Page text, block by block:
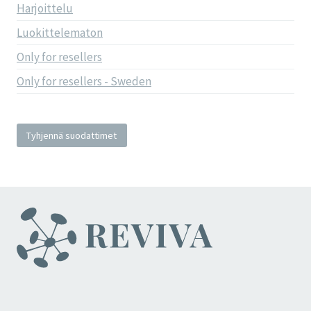
Harjoittelu
Luokittelematon
Only for resellers
Only for resellers - Sweden
Tyhjennä suodattimet